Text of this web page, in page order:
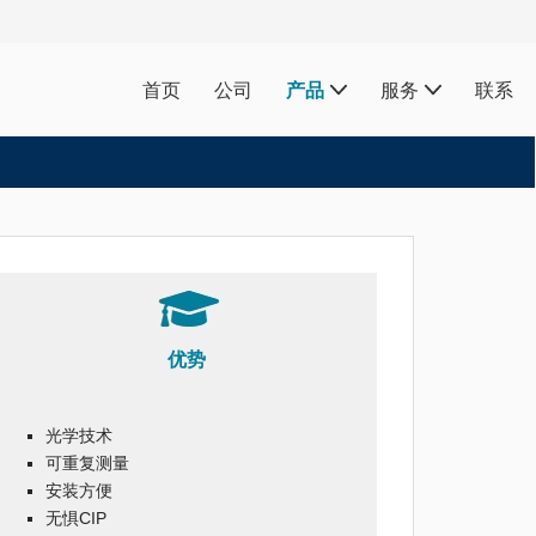
首页 公司 产品 服务 联系
优势
光学技术
可重复测量
安装方便
无惧CIP